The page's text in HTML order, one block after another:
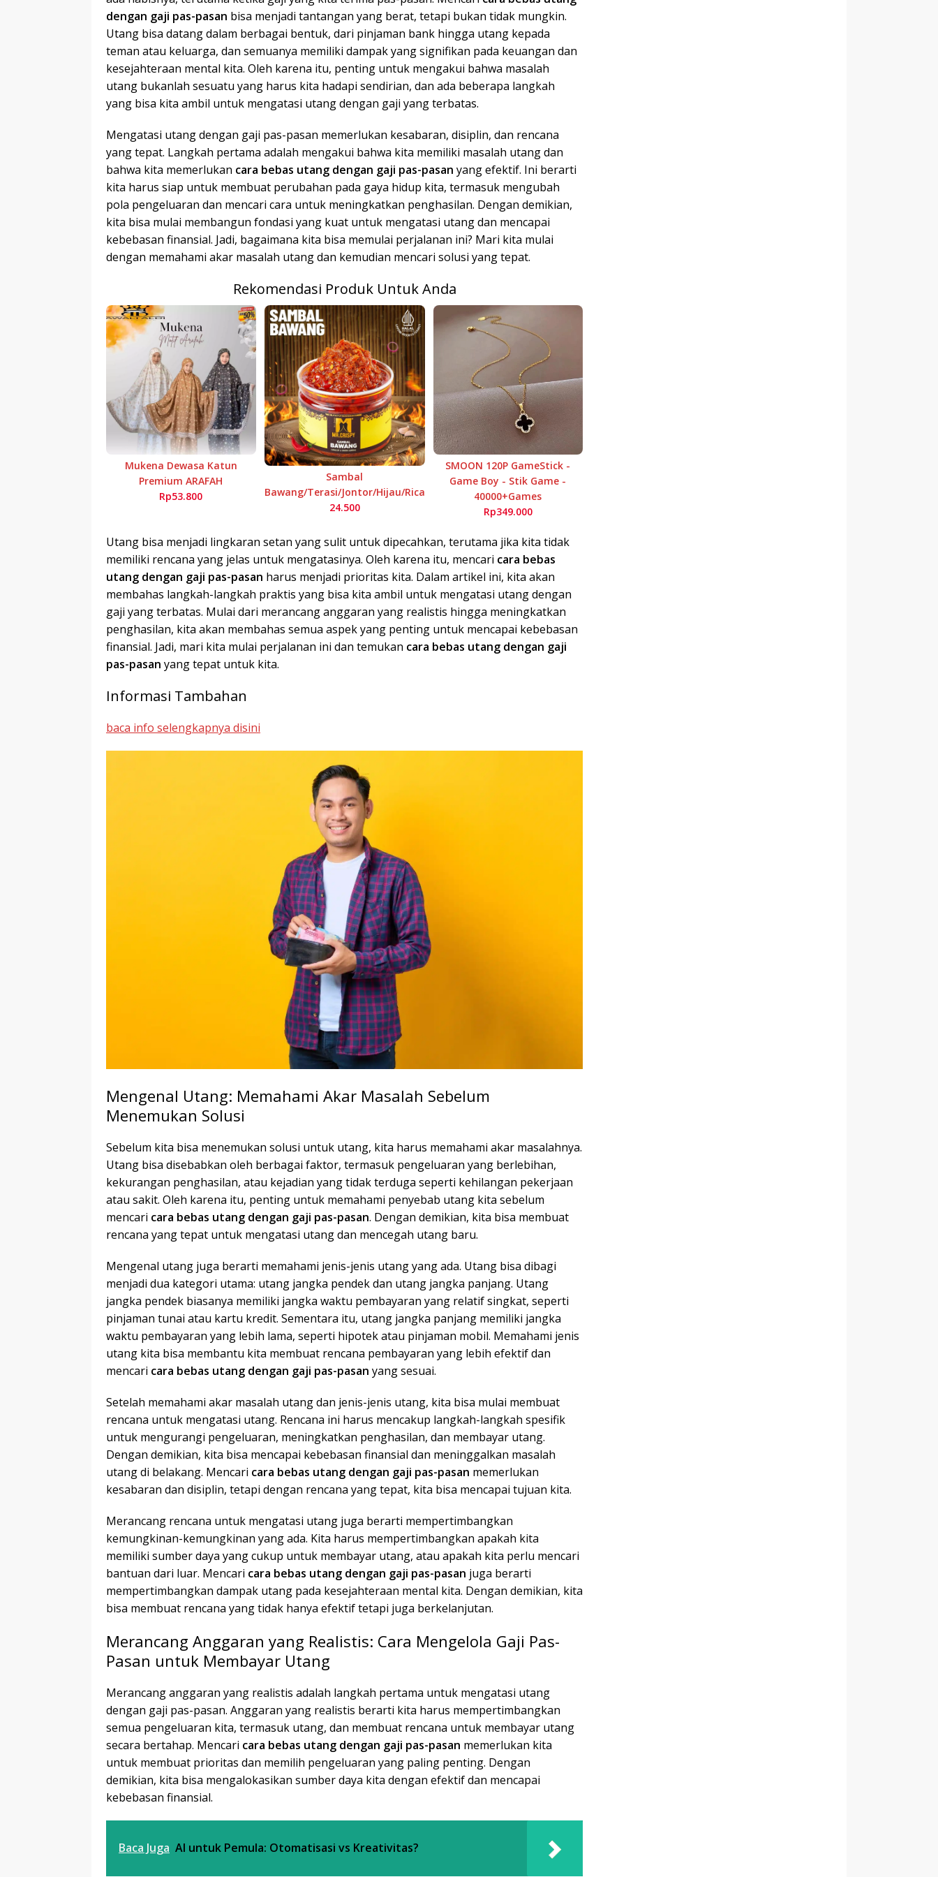
dengan gaji pas-pasan bisa menjadi tantangan yang berat, tetapi bukan tidak mungkin.
Utang bisa datang dalam berbagai bentuk, dari pinjaman bank hingga utang kepada
teman atau keluarga, dan semuanya memiliki dampak yang signifikan pada keuangan dan
kesejahteraan mental kita. Oleh karena itu, penting untuk mengakui bahwa masalah
utang bukanlah sesuatu yang harus kita hadapi sendirian, dan ada beberapa langkah
yang bisa kita ambil untuk mengatasi utang dengan gaji yang terbatas.
Mengatasi utang dengan gaji pas-pasan memerlukan kesabaran, disiplin, dan rencana
yang tepat. Langkah pertama adalah mengakui bahwa kita memiliki masalah utang dan
bahwa kita memerlukan cara bebas utang dengan gaji pas-pasan yang efektif. Ini berarti
kita harus siap untuk membuat perubahan pada gaya hidup kita, termasuk mengubah
pola pengeluaran dan mencari cara untuk meningkatkan penghasilan. Dengan demikian,
kita bisa mulai membangun fondasi yang kuat untuk mengatasi utang dan mencapai
kebebasan finansial. Jadi, bagaimana kita bisa memulai perjalanan ini? Mari kita mulai
dengan memahami akar masalah utang dan kemudian mencari solusi yang tepat.
Rekomendasi Produk Untuk Anda
Mukena Dewasa Katun
Premium ARAFAH
Rp53.800
Sambal
Bawang/Terasi/Jontor/Hijau/Rica
24.500
SMOON 120P GameStick -
Game Boy - Stik Game -
40000+Games
Rp349.000
Utang bisa menjadi lingkaran setan yang sulit untuk dipecahkan, terutama jika kita tidak
memiliki rencana yang jelas untuk mengatasinya. Oleh karena itu, mencari cara bebas
utang dengan gaji pas-pasan harus menjadi prioritas kita. Dalam artikel ini, kita akan
membahas langkah-langkah praktis yang bisa kita ambil untuk mengatasi utang dengan
gaji yang terbatas. Mulai dari merancang anggaran yang realistis hingga meningkatkan
penghasilan, kita akan membahas semua aspek yang penting untuk mencapai kebebasan
finansial. Jadi, mari kita mulai perjalanan ini dan temukan cara bebas utang dengan gaji
pas-pasan yang tepat untuk kita.
Informasi Tambahan
baca info selengkapnya disini
Mengenal Utang: Memahami Akar Masalah Sebelum
Menemukan Solusi
Sebelum kita bisa menemukan solusi untuk utang, kita harus memahami akar masalahnya.
Utang bisa disebabkan oleh berbagai faktor, termasuk pengeluaran yang berlebihan,
kekurangan penghasilan, atau kejadian yang tidak terduga seperti kehilangan pekerjaan
atau sakit. Oleh karena itu, penting untuk memahami penyebab utang kita sebelum
mencari cara bebas utang dengan gaji pas-pasan. Dengan demikian, kita bisa membuat
rencana yang tepat untuk mengatasi utang dan mencegah utang baru.
Mengenal utang juga berarti memahami jenis-jenis utang yang ada. Utang bisa dibagi
menjadi dua kategori utama: utang jangka pendek dan utang jangka panjang. Utang
jangka pendek biasanya memiliki jangka waktu pembayaran yang relatif singkat, seperti
pinjaman tunai atau kartu kredit. Sementara itu, utang jangka panjang memiliki jangka
waktu pembayaran yang lebih lama, seperti hipotek atau pinjaman mobil. Memahami jenis
utang kita bisa membantu kita membuat rencana pembayaran yang lebih efektif dan
mencari cara bebas utang dengan gaji pas-pasan yang sesuai.
Setelah memahami akar masalah utang dan jenis-jenis utang, kita bisa mulai membuat
rencana untuk mengatasi utang. Rencana ini harus mencakup langkah-langkah spesifik
untuk mengurangi pengeluaran, meningkatkan penghasilan, dan membayar utang.
Dengan demikian, kita bisa mencapai kebebasan finansial dan meninggalkan masalah
utang di belakang. Mencari cara bebas utang dengan gaji pas-pasan memerlukan
kesabaran dan disiplin, tetapi dengan rencana yang tepat, kita bisa mencapai tujuan kita.
Merancang rencana untuk mengatasi utang juga berarti mempertimbangkan
kemungkinan-kemungkinan yang ada. Kita harus mempertimbangkan apakah kita
memiliki sumber daya yang cukup untuk membayar utang, atau apakah kita perlu mencari
bantuan dari luar. Mencari cara bebas utang dengan gaji pas-pasan juga berarti
mempertimbangkan dampak utang pada kesejahteraan mental kita. Dengan demikian, kita
bisa membuat rencana yang tidak hanya efektif tetapi juga berkelanjutan.
Merancang Anggaran yang Realistis: Cara Mengelola Gaji Pas-
Pasan untuk Membayar Utang
Merancang anggaran yang realistis adalah langkah pertama untuk mengatasi utang
dengan gaji pas-pasan. Anggaran yang realistis berarti kita harus mempertimbangkan
semua pengeluaran kita, termasuk utang, dan membuat rencana untuk membayar utang
secara bertahap. Mencari cara bebas utang dengan gaji pas-pasan memerlukan kita
untuk membuat prioritas dan memilih pengeluaran yang paling penting. Dengan
demikian, kita bisa mengalokasikan sumber daya kita dengan efektif dan mencapai
kebebasan finansial.
Baca Juga AI untuk Pemula: Otomatisasi vs Kreativitas?